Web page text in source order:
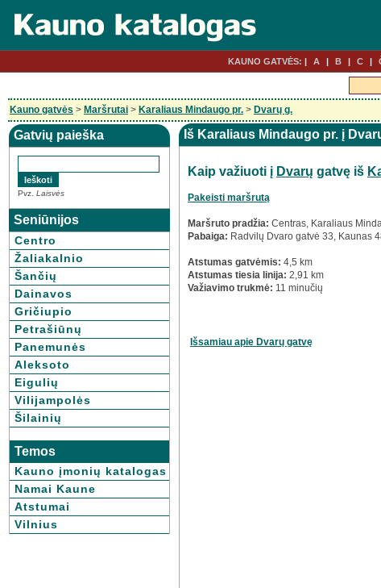
KAUNO GATVĖS: A B C
Kauno gatvės > Maršrutai > Karaliaus Mindaugo pr. > Dvarų g.
Gatvių paieška
Pvz. Laisvės
Seniūnijos
Centro
Žaliakalnio
Šančių
Dainavos
Gričiupio
Petrašiūnų
Panemunės
Aleksoto
Eigulių
Vilijampolės
Šilainių
Temos
Kauno įmonių katalogas
Namai Kaune
Atstumai
Vilnius
Iš Karaliaus Mindaugo pr. į
Kaip važiuoti į Dvarų gatvę iš
Pakeisti maršrutą
Maršruto pradžia: Centras, Karaliaus
Pabaiga: Radvilų Dvaro gatvė 33, Kaunas
Atstumas gatvėmis: 4,5 km
Atstumas tiesia linija: 2,91 km
Važiavimo trukmė: 11 minučių
Išsamiau apie Dvarų gatvę